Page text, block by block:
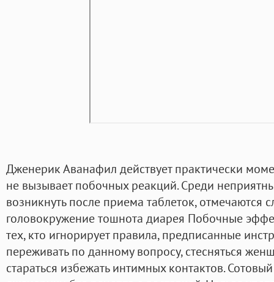
Дженерик Аванафил действует практически
не вызывает побочных реакций. Среди
возникнуть после приема таблеток, отмечаются
головокружение тошнота диарея Побочные
тех, кто игнорирует правила, предписанные
переживать по данному вопросу, стесняться
стараться избежать интимных контактов.